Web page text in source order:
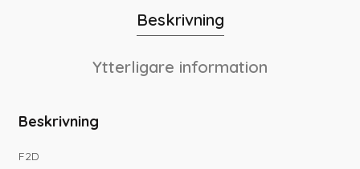
Beskrivning
Ytterligare information
Beskrivning
F2D